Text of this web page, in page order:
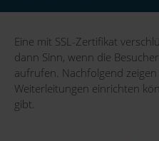
WORDPRESS
REFERENZEN
WISSEN
KONTAKT
Eine mit SSL-Zertifikat
dann Sinn, wenn die
aufrufen. Nachfolgend
Weiterleitungen einrichten
gibt.